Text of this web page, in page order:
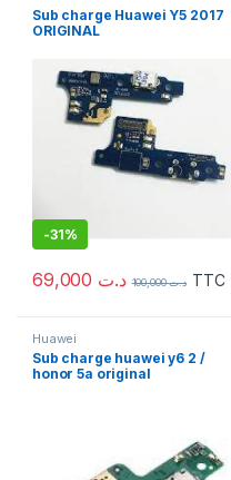
Sub charge Huawei Y5 2017
ORIGINAL
-31%
د.ت د.ت100,000 TTC
Huawei
Sub charge huawei y6 2 /
honor 5a original